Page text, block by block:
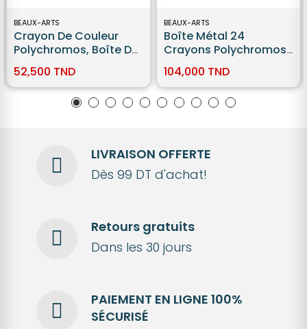
BEAUX-ARTS
Crayon De Couleur
Polychromos, Boîte De
52,500 TND
BEAUX-ARTS
Boîte Métal 24
Crayons Polychromos
104,000 TND
LIVRAISON OFFERTE
Dès 99 DT d'achat!
Retours gratuits
Dans les 30 jours
PAIEMENT EN LIGNE 100%
SÉCURISÉ